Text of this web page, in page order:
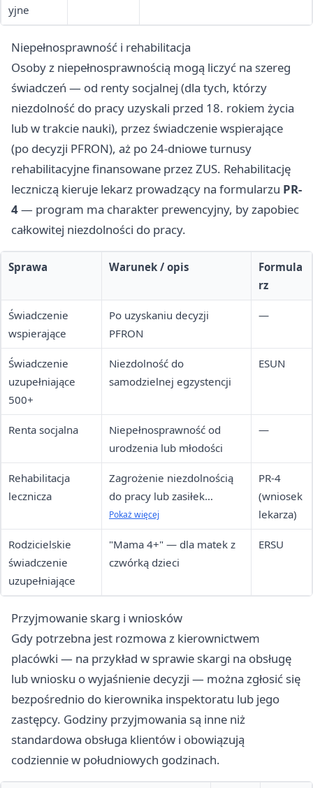
yjne
Niepełnosprawność i rehabilitacja
Osoby z niepełnosprawnością mogą liczyć na szereg
świadczeń — od renty socjalnej (dla tych, którzy
niezdolność do pracy uzyskali przed 18. rokiem życia
lub w trakcie nauki), przez świadczenie wspierające
(po decyzji PFRON), aż po 24-dniowe turnusy
rehabilitacyjne finansowane przez ZUS. Rehabilitację
leczniczą kieruje lekarz prowadzący na formularzu PR-
4— program ma charakter prewencyjny, by zapobiec
całkowitej niezdolności do pracy.
Sprawa Warunek / opis
Formula
rz
Świadczenie
wspierające
Po uzyskaniu decyzji
PFRON
—
Świadczenie
uzupełniające
500+
Niezdolność do
samodzielnej egzystencji
ESUN
Renta socjalna
Niepełnosprawność od
urodzenia lub młodości
—
Rehabilitacja
lecznicza
Zagrożenie niezdolnością
do pracy lub zasiłek
rehabilitacyjny
Pokaż więcej
PR-4
(wniosek
lekarza)
Rodzicielskie
świadczenie
uzupełniające
"Mama 4+" — dla matek z
czwórką dzieci
ERSU
Przyjmowanie skarg i wniosków
Gdy potrzebna jest rozmowa z kierownictwem
placówki — na przykład w sprawie skargi na obsługę
lub wniosku o wyjaśnienie decyzji — można zgłosić się
bezpośrednio do kierownika inspektoratu lub jego
zastępcy. Godziny przyjmowania są inne niż
standardowa obsługa klientów i obowiązują
codziennie w południowych godzinach.